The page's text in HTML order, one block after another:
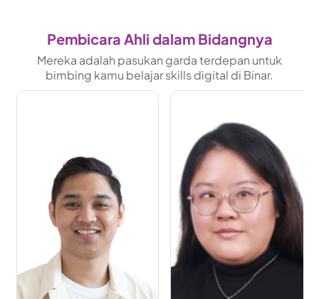
Pembicara Ahli dalam Bidangnya
Mereka adalah pasukan garda terdepan untuk
bimbing kamu belajar skills digital di Binar.